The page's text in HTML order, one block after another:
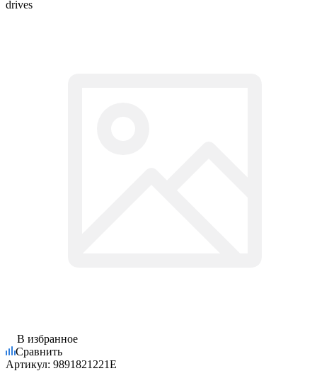
drives
В избранное
Сравнить
Артикул: 9891821221E